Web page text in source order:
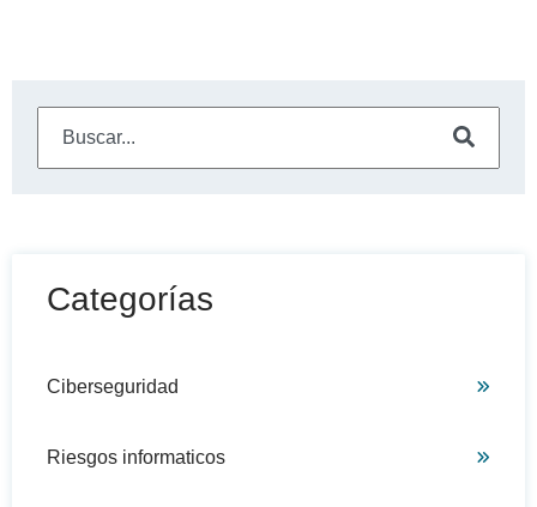
Categorías
Ciberseguridad
Riesgos informaticos